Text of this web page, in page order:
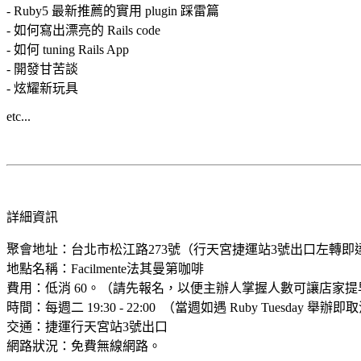
- Ruby5 最新推薦的實用 plugin 踩雷篇
- 如何寫出漂亮的 Rails code
- 如何 tuning Rails App
- 開發甘苦談
- 炫耀新玩具
etc...
詳細資訊
聚會地址：台北市松江路273號（行天宮捷運站3號出口左轉即
地點名稱：Facilmente法其曼第咖啡
費用：低消 60。（請先報名，以便主辦人掌握人數可讓店家提
時間：每週二 19:30 - 22:00 （當週如遇 Ruby Tuesday 舉辦即取
交通：捷運行天宮站3號出口
網路狀況：免費無線網路。